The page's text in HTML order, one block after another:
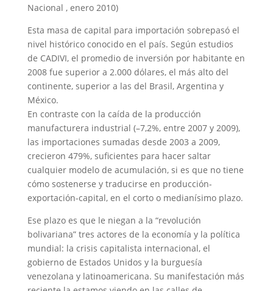
Nacional , enero 2010)
Esta masa de capital para importación sobrepasó el
nivel histórico conocido en el país. Según estudios
de CADIVI, el promedio de inversión por habitante en
2008 fue superior a 2.000 dólares, el más alto del
continente, superior a las del Brasil, Argentina y
México.
En contraste con la caída de la producción
manufacturera industrial (–7,2%, entre 2007 y 2009),
las importaciones sumadas desde 2003 a 2009,
crecieron 479%, suficientes para hacer saltar
cualquier modelo de acumulación, si es que no tiene
cómo sostenerse y traducirse en producción-
exportación-capital, en el corto o medianísimo plazo.
Ese plazo es que le niegan a la “revolución
bolivariana” tres actores de la economía y la política
mundial: la crisis capitalista internacional, el
gobierno de Estados Unidos y la burguesía
venezolana y latinoamericana. Su manifestación más